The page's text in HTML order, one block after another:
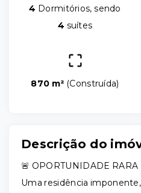
4 Dormitórios, sendo
4 suítes
870 m² (Construída)
Descrição do
🚨 OPORTUNIDADE RARA
Uma residência